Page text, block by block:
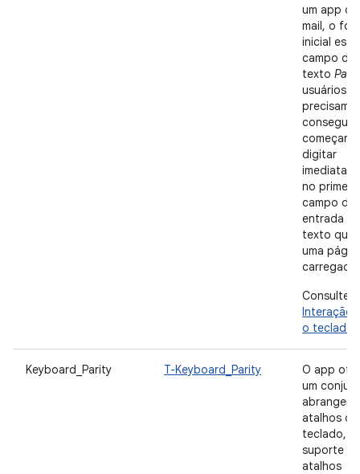
um app
mail, o
inicial
campo de
texto Para
usuários
precisam
conseguir
começar a
digitar
no
campo de
entrada de
texto
uma
carregada.
Consulte
Interação
o teclado
Keyboard_Parity T-Keyboard_Parity
O app
um
atalhos do
teclado,
suporte a
atalhos